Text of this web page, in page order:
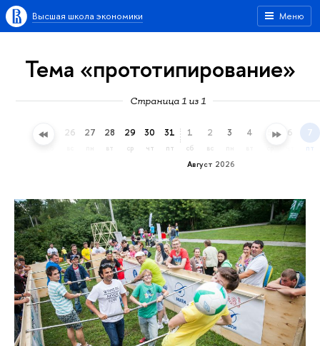
Меню
Высшая школа экономики
Тема «прототипирование»
Страница 1 из 1
25 26 27 28
вт
29
ср
30
чт
31
пт
Август 2026
1
сб
2
вс
3 4 5 6 7
пт